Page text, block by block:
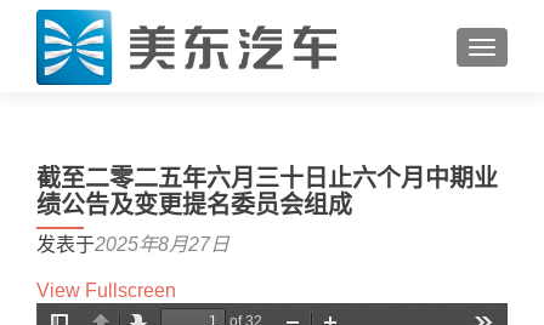
切换导
截至二零二五年六月三十日止六个月中期业
绩公告及变更提名委员会组成
发表于2025年8月27日
View Fullscreen